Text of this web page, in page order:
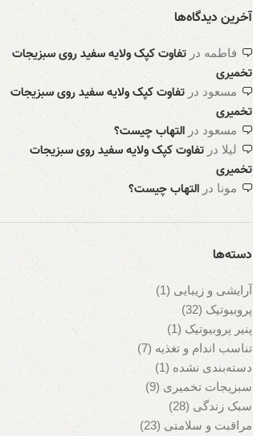
آخرین دیدگاه‌ها
فاطمه درتفاوت کپک ولایه سفید روی سبزیجات
تخمیری
مسعود درتفاوت کپک ولایه سفید روی سبزیجات
تخمیری
مسعود درالتهاب چیست؟
لیلا درتفاوت کپک ولایه سفید روی سبزیجات
تخمیری
مونا درالتهاب چیست؟
دسته‌ها
آرایشی و زیبایی (1)
پروبیوتیک (32)
پنیر پروبیوتیک (1)
تناسب اندام و تغذیه(7)
دسته‌بندی نشده(1)
سبزیجات تخمیری(9)
سبک زندگی (28)
مراقبت و سلامتی(23)